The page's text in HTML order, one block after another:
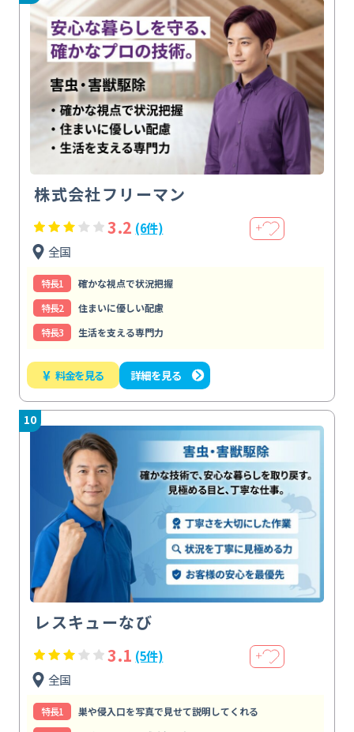
株式会社フリーマン
3.2 (6件) ＋
全国
特⻑1
確かな視点で状況把握
特⻑2
住まいに優しい配慮
特⻑3
生活を支える専門力
¥ 料金を見る 詳細を見る
10
レスキューなび
3.1 (5件) ＋
全国
特⻑1
巣や侵入口を写真で見せて説明してくれる